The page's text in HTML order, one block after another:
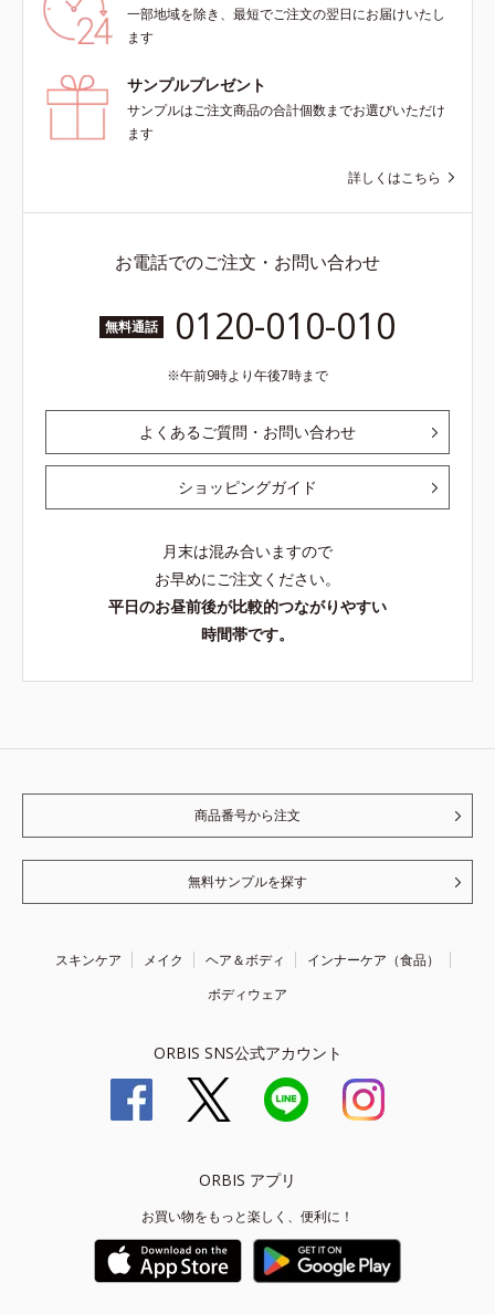
一部地域を除き、最短でご注文の翌日にお届けいたし
ます
サンプルプレゼント
サンプルはご注文商品の合計個数までお選びいただけ
ます
詳しくはこちら
お電話でのご注文・お問い合わせ
無料通話 0120-010-010
午前9時より午後7時まで
よくあるご質問・お問い合わせ
ショッピングガイド
月末は混み合いますので
お早めにご注文ください。
平日のお昼前後が比較的つながりやすい
時間帯です。
商品番号から注文
無料サンプルを探す
スキンケア メイク ヘア＆ボディ
インナーケア（食品）
ボディウェア
ORBIS SNS公式アカウント
ORBIS アプリ
お買い物をもっと楽しく、便利に！